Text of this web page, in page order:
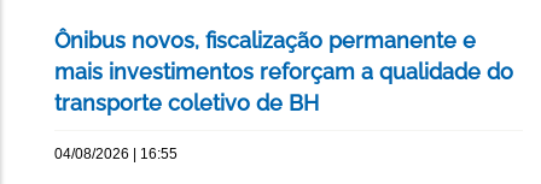
Ônibus novos, fiscalização permanente e
mais investimentos reforçam a qualidade do
transporte coletivo de BH
04/08/2026 | 16:55